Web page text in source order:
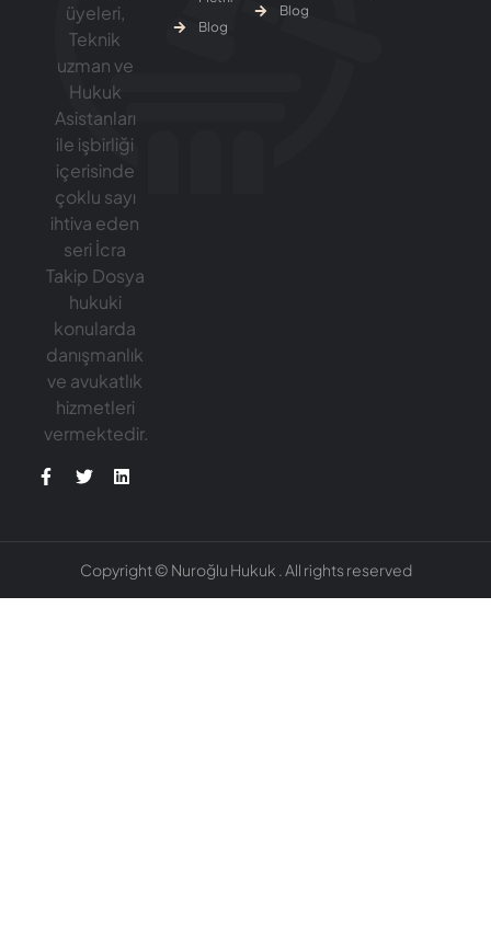
ihtiva eden
seri İcra
Takip Dosya
hukuki
konularda
danışmanlık
ve avukatlık
hizmetleri
vermektedir.
Copyright © Nuroğlu Hukuk . All rights reserved